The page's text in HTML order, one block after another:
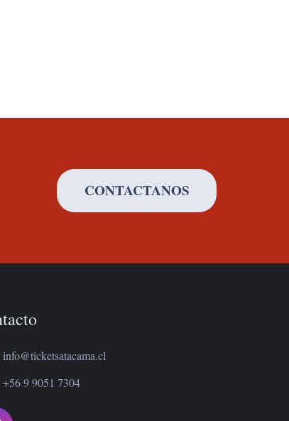
CONTACTANOS
info@ticketsatacama.cl
+56 9 9051 7304